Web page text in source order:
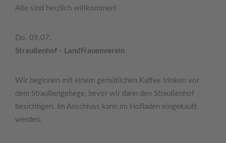
Alle sind herzlich willkommen!
Do. 09.07.
Straußenhof - LandFrauenverein
Wir beginnen mit einem gemütlichen Kaffee trinken vor
dem Straußengehege, bevor wir dann den Straußenhof
besichtigen. Im Anschluss kann im Hofladen eingekauft
werden.